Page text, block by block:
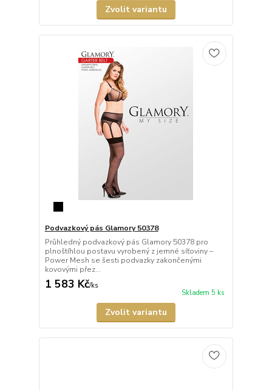
Zvolit variantu
Podvazkový pás Glamory 50378
Průhledný podvazkový pás Glamory 50378 pro
plnoštíhlou postavu vyrobený z jemné síťoviny –
Power Mesh se šesti podvazky zakončenými
kovovými přez...
1 583 Kč/ks
Skladem 5 ks
Zvolit variantu